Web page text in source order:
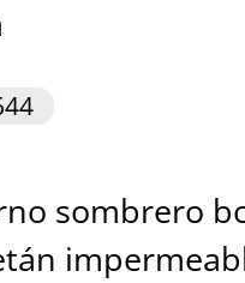
sombrero